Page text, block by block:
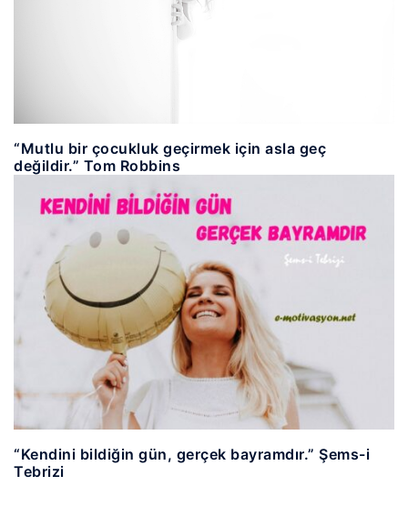
“Mutlu bir çocukluk geçirmek için asla geç
değildir.” Tom Robbins
“Kendini bildiğin gün, gerçek bayramdır.” Şems-i
Tebrizi